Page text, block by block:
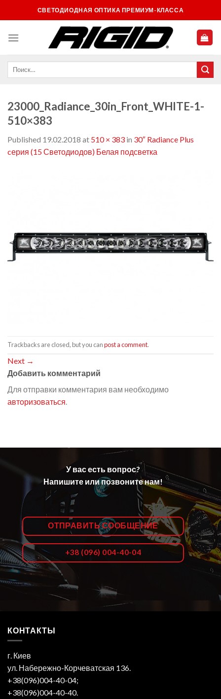
to
СВЕТОДИОДНАЯ ОПТИКА ПРЕМИУМ-КЛАССА
23000_Radiance_30in_Front_WHITE-1-
510×383
Published 19.02.2018 at 510 × 383 in 30″ Radiance Plus
cерия (15 Светодиодов) Белая подсветка
Trackbacks are closed, but you canpost a comment.
Next →
Добавить комментарий
Для отправки комментария вам необходимо
авторизоваться.
У вас есть вопрос?
Напишите или позвоните нам!
ОТПРАВИТЬ СООБЩЕНИЕ
+38 (096) 004-40-04
КОНТАКТЫ
г. Киев
ул. Набережно-Корчеватская 136.
+38(096)004-40-04;
+38(096)004-40-40.